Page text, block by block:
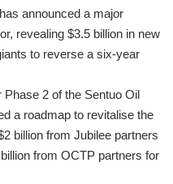
announced a major
revealing $3.5 billion in new
to reverse a six-year
2 of the Sentuo Oil
a roadmap to revitalise the
billion from Jubilee partners
from OCTP partners for